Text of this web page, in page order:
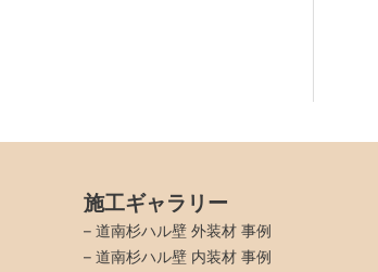
施工ギャラリー
– 道南杉ハル壁 外装材 事例
– 道南杉ハル壁 内装材 事例